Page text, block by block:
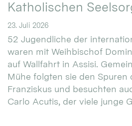
Katholischen
23. Juli 2026
52 Jugendliche der
waren mit Weihbischof
auf Wallfahrt in Assisi.
Mühe folgten sie den Spuren
Franziskus und besuchten
Carlo Acutis, der viele junge